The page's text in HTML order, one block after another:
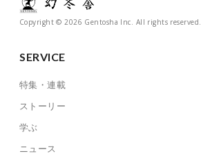
Copyright © 2026 Gentosha Inc. All rights reserved.
SERVICE
特集・連載
ストーリー
学ぶ
ニュース